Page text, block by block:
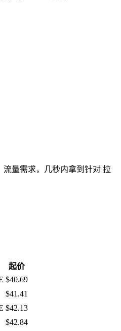
流量需求，几秒内拿到针对 拉
起价
$40.69
$41.41
$42.13
$42.84